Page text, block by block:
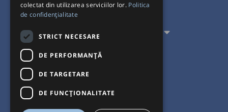
Pentru Călători
Pentru Transportatori
Interacționăm
Acceptăm plăți cu
colectat din utilizarea serviciilor lor. Politica
de confidențialitate
STRICT NECESARE
DE PERFORMANȚĂ
DE TARGETARE
DE FUNCŢIONALITATE